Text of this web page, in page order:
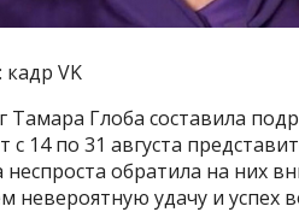
VK
Тамара Глоба составила
с 14 по 31 августа
неспроста обратила на них
невероятную удачу и успех